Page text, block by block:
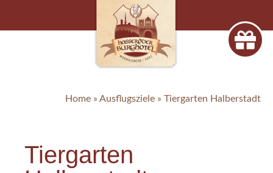
Home » Ausflugsziele » Tiergarten Halberstadt
Tiergarten